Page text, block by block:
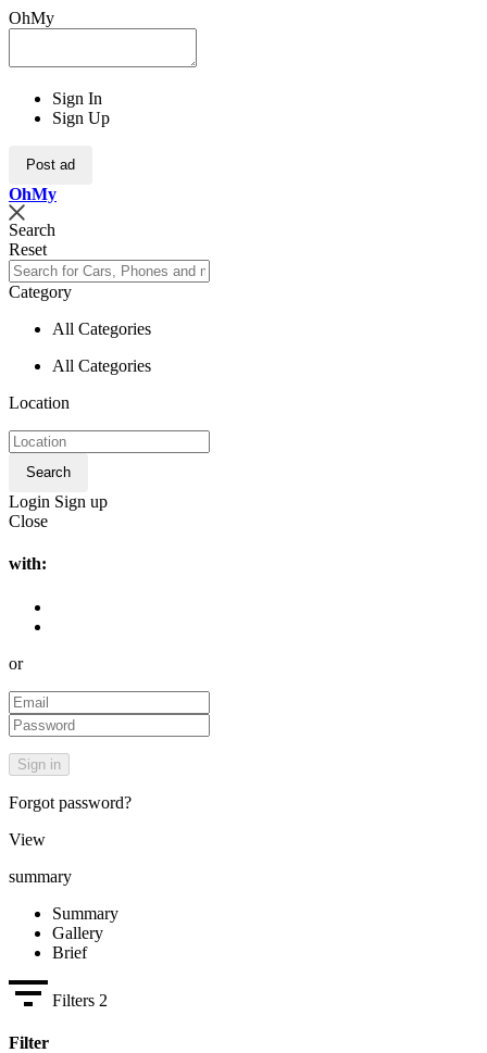
OhMy
Sign In
Sign Up
Post ad
OhMy
Search
Reset
Category
All Categories
All Categories
Location
Search
Login Sign up
Close
with:
or
Forgot password?
View
summary
Summary
Gallery
Brief
Filters 2
Filter